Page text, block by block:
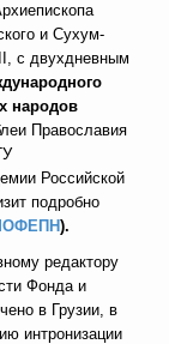
и Сухум-
с двухдневным
народов
Православия
Российской
подробно
).
редактору
Фонда и
в Грузии, в
интронизации